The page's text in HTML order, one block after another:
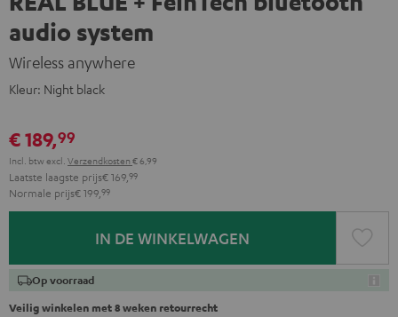
audio system
Wireless anywhere
Kleur: Night black
€ 189,99
Incl. btwexcl. Verzendkosten € 6,99
Laatste laagste prijs€ 169, 99
Normale prijs€ 199, 99
IN DE WINKELWAGEN
Op voorraad
Veilig winkelen met 8 weken retourrecht